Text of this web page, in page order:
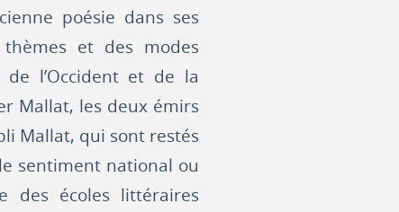
poésie dans ses
et des modes
de l’Occident et de la
Mallat, les deux émirs
Mallat, qui sont restés
sentiment national ou
des écoles littéraires